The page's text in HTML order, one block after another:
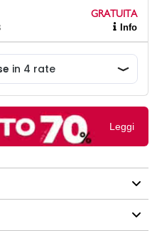
GRATUITA
Info
Leggi
discreto il profilo della
un look classico sia in